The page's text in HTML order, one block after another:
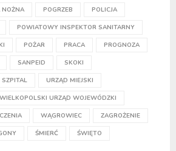
NOŻNA POGRZEB POLICJA
POWIATOWY INSPEKTOR SANITARNY
POŻAR PRACA PROGNOZA
SANPEID SKOKI
SZPITAL URZĄD MIEJSKI
WIELKOPOLSKI URZĄD WOJEWÓDZKI
WĄGROWIEC ZAGROŻENIE
ŚMIERĆ ŚWIĘTO